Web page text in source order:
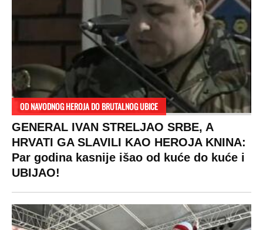
RAJ!
Žene u Srbiji su poludele za njima,
ogledaju se, bacaju pare: Ovde bunde
koštaju 100 evra, a neke i 2.000 dinara!